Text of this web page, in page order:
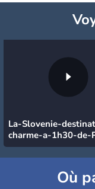
La-Slovenie-
charme-a-1h30-de-
Où